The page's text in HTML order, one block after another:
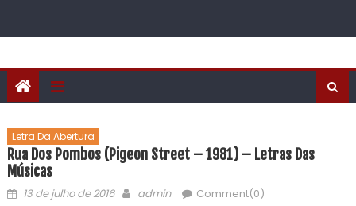
Letra Da Abertura
Rua Dos Pombos (Pigeon Street – 1981) – Letras Das
Músicas
13 de julho de 2016 admin Comment(0)